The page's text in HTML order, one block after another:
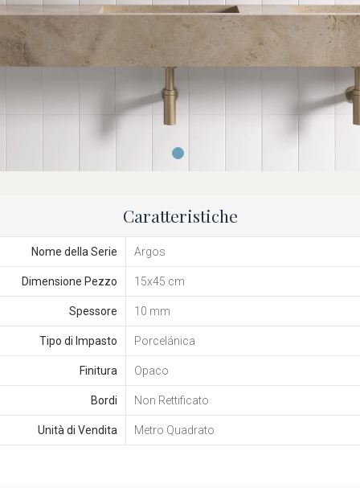
Caratteristiche
Nome della Serie Argos
Dimensione Pezzo 15x45 cm
Spessore 10 mm
Tipo di Impasto Porcelánica
Finitura Opaco
Bordi Non Rettificato
Unità di Vendita Metro Quadrato